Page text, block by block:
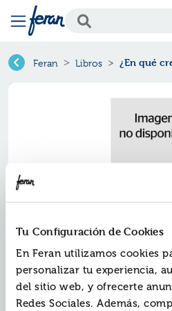
Tu Configuración de Cookies
En Feran utilizamos cookies
personalizar tu experiencia,
del sitio web, y ofrecerte
Redes Sociales. Además,
Feran Libros ¿En qué
¿en qué creen los
Ref.ZBK-3075
ISBN:9788484605270